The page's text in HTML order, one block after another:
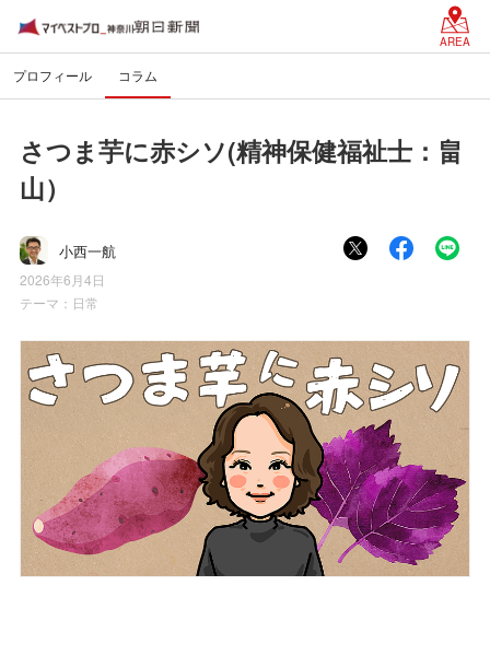
AREA
プロフィール コラム
さつま芋に赤シソ(精神保健福祉士：畠
山）
小西一航
2026年6月4日
テーマ： 日常